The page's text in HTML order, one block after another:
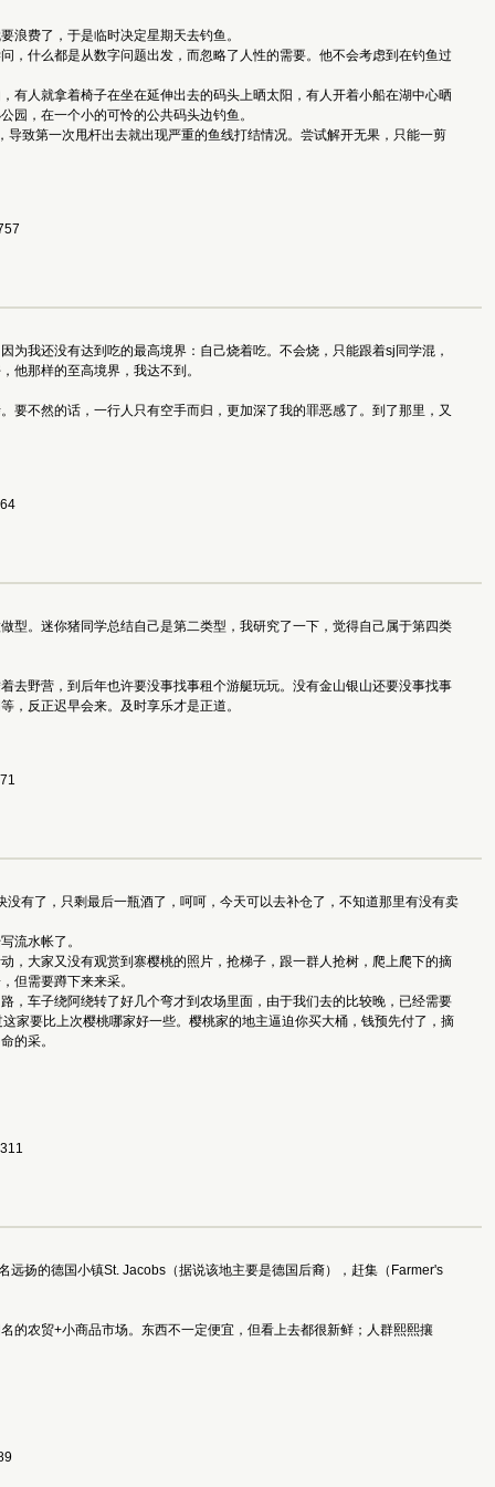
浪费了，于是临时决定星期天去钓鱼。
，什么都是从数字问题出发，而忽略了人性的需要。他不会考虑到在钓鱼过
有人就拿着椅子在坐在延伸出去的码头上晒太阳，有人开着小船在湖中心晒
园，在一个小的可怜的公共码头边钓鱼。
致第一次甩杆出去就出现严重的鱼线打结情况。尝试解开无果，只能一剪
我还没有达到吃的最高境界：自己烧着吃。不会烧，只能跟着sj同学混，
他那样的至高境界，我达不到。
要不然的话，一行人只有空手而归，更加深了我的罪恶感了。到了那里，又
型。迷你猪同学总结自己是第二类型，我研究了一下，觉得自己属于第四类
去野营，到后年也许要没事找事租个游艇玩玩。没有金山银山还要没事找事
，反正迟早会来。及时享乐才是正道。
有了，只剩最后一瓶酒了，呵呵，今天可以去补仓了，不知道那里有没有卖
流水帐了。
，大家又没有观赏到寨樱桃的照片，抢梯子，跟一群人抢树，爬上爬下的摘
但需要蹲下来来采。
，车子绕阿绕转了好几个弯才到农场里面，由于我们去的比较晚，已经需要
家要比上次樱桃哪家好一些。樱桃家的地主逼迫你买大桶，钱预先付了，摘
的采。
扬的德国小镇St. Jacobs（据说该地主要是德国后裔），赶集（Farmer's
的农贸+小商品市场。东西不一定便宜，但看上去都很新鲜；人群熙熙攘